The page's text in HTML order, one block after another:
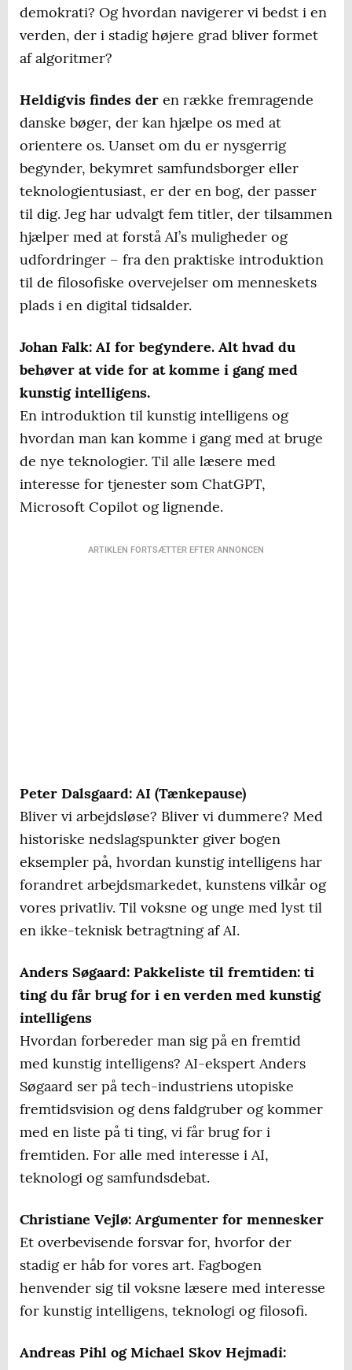
demokrati? Og hvordan navigerer vi bedst i en
verden, der i stadig højere grad bliver formet
af algoritmer?
Heldigvis findes der en række fremragende
danske bøger, der kan hjælpe os med at
orientere os. Uanset om du er nysgerrig
begynder, bekymret samfundsborger eller
teknologientusiast, er der en bog, der passer
til dig. Jeg har udvalgt fem titler, der tilsammen
hjælper med at forstå AI’s muligheder og
udfordringer – fra den praktiske introduktion
til de filosofiske overvejelser om menneskets
plads i en digital tidsalder.
Johan Falk: AI for begyndere. Alt hvad du
behøver at vide for at komme i gang med
kunstig intelligens.
En introduktion til kunstig intelligens og
hvordan man kan komme i gang med at bruge
de nye teknologier. Til alle læsere med
interesse for tjenester som ChatGPT,
Microsoft Copilot og lignende.
ARTIKLEN FORTSÆTTER EFTER ANNONCEN
Peter Dalsgaard: AI (Tænkepause)
Bliver vi arbejdsløse? Bliver vi dummere? Med
historiske nedslagspunkter giver bogen
eksempler på, hvordan kunstig intelligens har
forandret arbejdsmarkedet, kunstens vilkår og
vores privatliv. Til voksne og unge med lyst til
en ikke-teknisk betragtning af AI.
Anders Søgaard: Pakkeliste til fremtiden: ti
ting du får brug for i en verden med kunstig
intelligens
Hvordan forbereder man sig på en fremtid
med kunstig intelligens? AI-ekspert Anders
Søgaard ser på tech-industriens utopiske
fremtidsvision og dens faldgruber og kommer
med en liste på ti ting, vi får brug for i
fremtiden. For alle med interesse i AI,
teknologi og samfundsdebat.
Christiane Vejlø: Argumenter for mennesker
Et overbevisende forsvar for, hvorfor der
stadig er håb for vores art. Fagbogen
henvender sig til voksne læsere med interesse
for kunstig intelligens, teknologi og filosofi.
Andreas Pihl og Michael Skov Hejmadi: